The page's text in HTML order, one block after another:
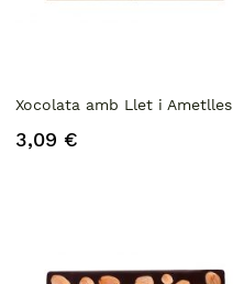
Xocolata amb Llet i Ametlles
3,09 €